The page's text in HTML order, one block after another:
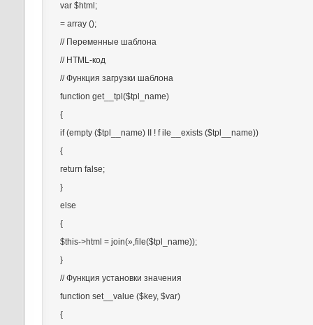
var $html;
= array ();
// Переменные шаблона
// HTML-код
// Функция загрузки шаблона
function get__tpl($tpl_name)
{
if (empty ($tpl__name) II ! f ile__exists ($tpl__name))
{
return false;
}
else
{
$this->html = join(»,file($tpl_name));
}
// Функция установки значения
function set__value ($key, $var)
{